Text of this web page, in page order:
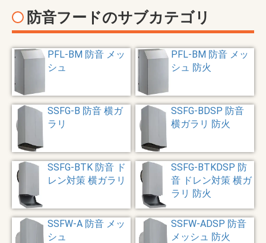
防音フードのサブカテゴリ
PFL-BM 防音 メッ
シュ
PFL-BM 防音 メッ
シュ 防火
SSFG-B 防音 横ガ
ラリ
SSFG-BDSP 防音
横ガラリ 防火
SSFG-BTK 防音 ド
レン対策 横ガラリ
SSFG-BTKDSP 防
音 ドレン対策 横ガ
ラリ 防火
SSFW-A 防音 メッ
シュ
SSFW-ADSP 防音
メッシュ 防火